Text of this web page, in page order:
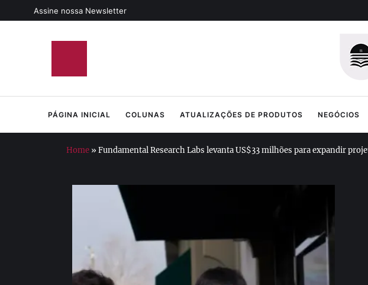
Assine nossa Newsletter
PÁGINA INICIAL COLUNAS ATUALIZAÇÕES DE PRODUTOS NEGÓCIOS
Home » Fundamental Research Labs levanta US$33 milhões para expandir